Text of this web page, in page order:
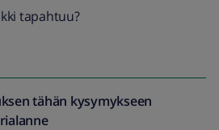
tapahtuu?
tähän kysymykseen